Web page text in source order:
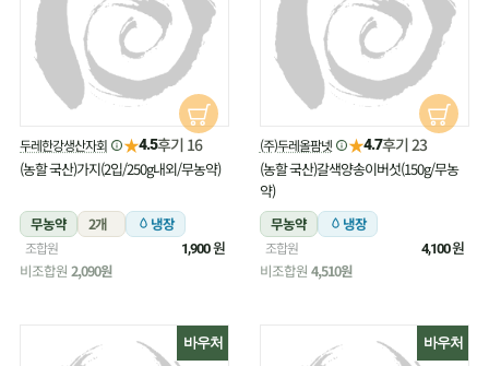
두레한강생산자회 ★4.5후기 16
(농할 국산)가지(2입/250g내외/무농약)
무농약 2개 냉장
조합원 1,900원
비조합원 2,090원
(주)두레올팜넷 ★4.7후기 23
(농할 국산)갈색양송이버섯(150g/무농
약)
무농약
냉장
조합원 4,100원
비조합원 4,510원
바우처 바우처